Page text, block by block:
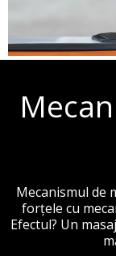
Mecanismul de
forțele cu
Efectul? Un